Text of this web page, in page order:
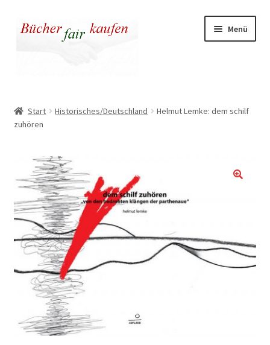
Zur
Navigation
Zum
Inhalt
Menü
Kasse
Warenkorb
Warum fair kaufen
Start Historisches/Deutschland
Helmut Lemke: dem schilf
zuhören